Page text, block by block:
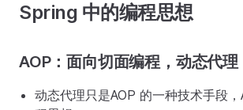
Spring 中的编程思想
AOP：面向切面编程，动态代理
动态代理只是AOP 的一种技术手段